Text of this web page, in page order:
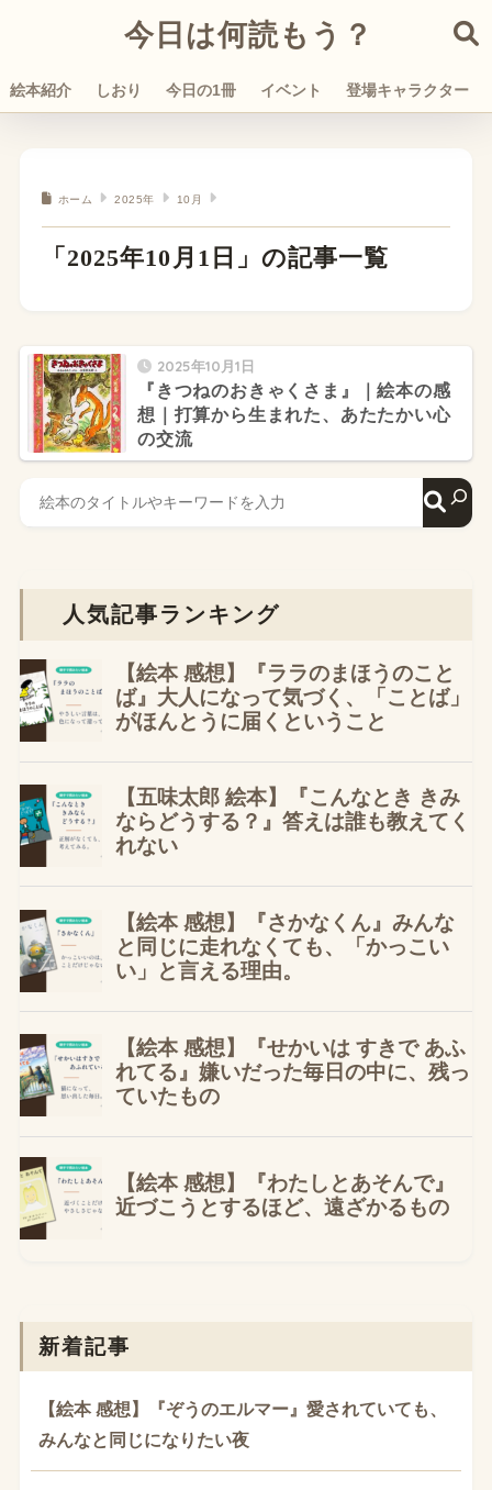
今日は何読もう？
絵本紹介 しおり 今日の1冊 イベント 登場キャラクター
ホーム 2025年 10月
「2025年10月1日」の記事一覧
2025年10月1日
『きつねのおきゃくさま』｜絵本の感
想｜打算から生まれた、あたたかい心
の交流
人気記事ランキング
新着記事
【絵本 感想】『ぞうのエルマー』愛されていても、
みんなと同じになりたい夜